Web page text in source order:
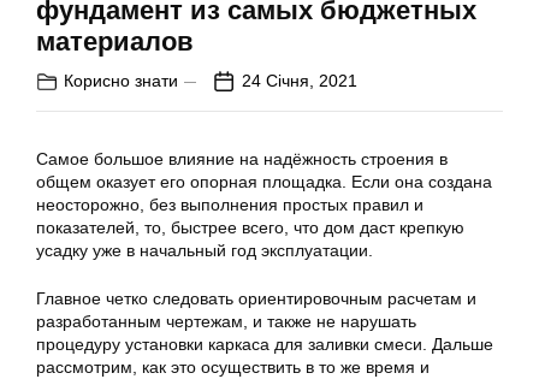
фундамент из самых бюджетных
материалов
Корисно знати 24 Січня, 2021
Самое большое влияние на надёжность строения в
общем оказует его опорная площадка. Если она создана
неосторожно, без выполнения простых правил и
показателей, то, быстрее всего, что дом даст крепкую
усадку уже в начальный год эксплуатации.
Главное четко следовать ориентировочным расчетам и
разработанным чертежам, и также не нарушать
процедуру установки каркаса для заливки смеси. Дальше
рассмотрим, как это осуществить в то же время и